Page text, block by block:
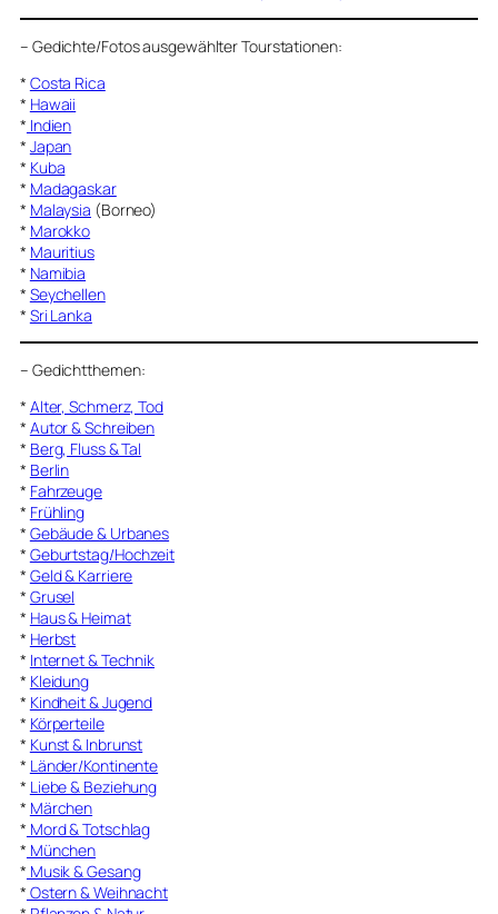
– Gedichte/Fotos ausgewählter Tourstationen:
* Costa Rica
* Hawaii
* Indien
* Japan
* Kuba
* Madagaskar
* Malaysia (Borneo)
* Marokko
* Mauritius
* Namibia
* Seychellen
* Sri Lanka
– Gedichtthemen:
* Alter, Schmerz, Tod
* Autor & Schreiben
* Berg, Fluss & Tal
* Berlin
* Fahrzeuge
* Frühling
* Gebäude & Urbanes
* Geburtstag/Hochzeit
* Geld & Karriere
* Grusel
* Haus & Heimat
* Herbst
* Internet & Technik
* Kleidung
* Kindheit & Jugend
* Körperteile
* Kunst & Inbrunst
* Länder/Kontinente
* Liebe & Beziehung
* Märchen
* Mord & Totschlag
* München
* Musik & Gesang
* Ostern & Weihnacht